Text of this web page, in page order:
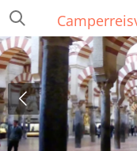
Ga
direct
naar
de
hoofdinhoud